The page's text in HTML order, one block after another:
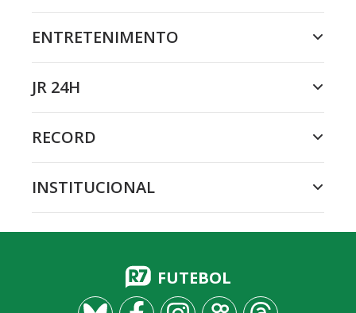
ENTRETENIMENTO
JR 24H
RECORD
INSTITUCIONAL
FUTEBOL